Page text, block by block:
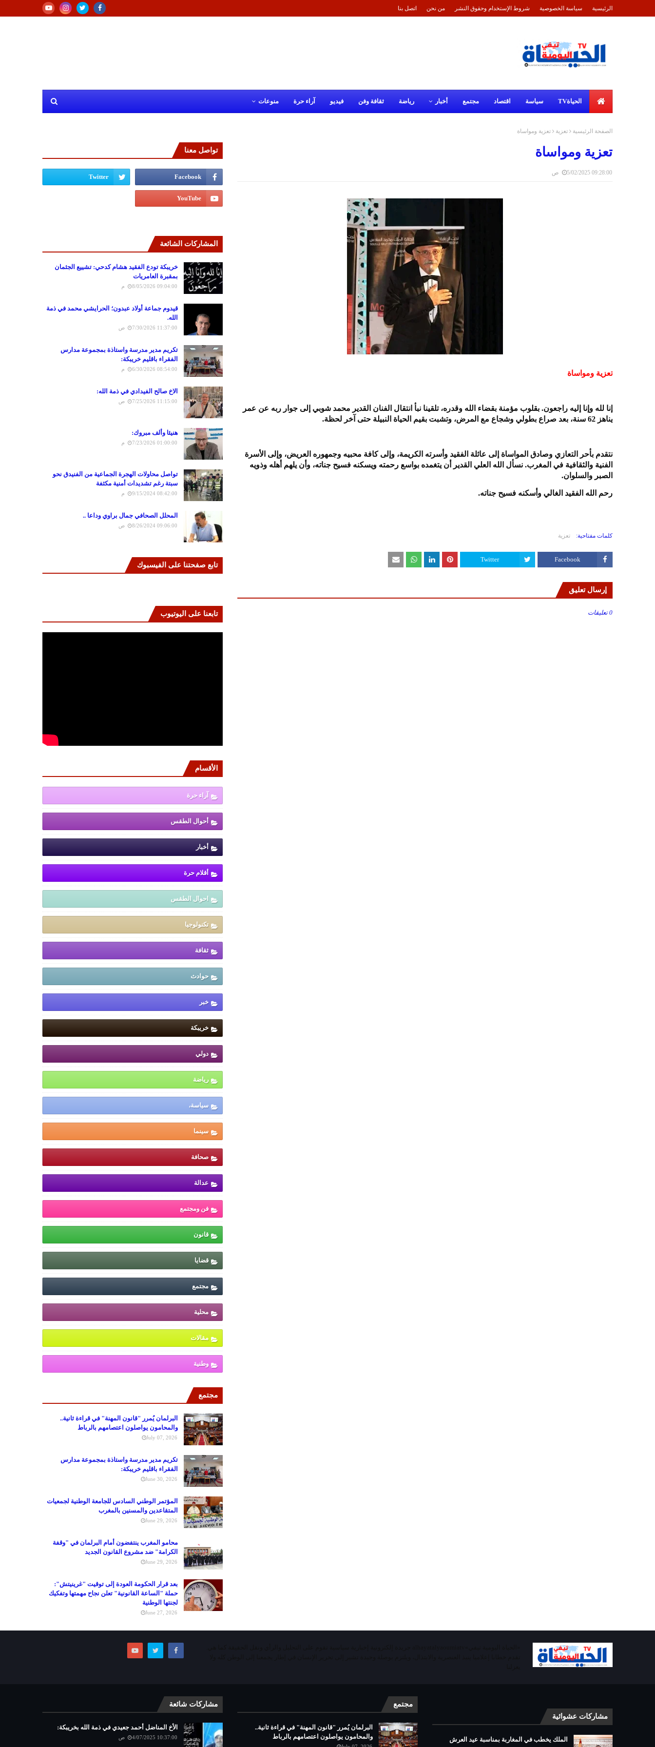
الرئيسية سياسة الخصوصية شروط الإستخدام وحقوق النشر من نحن اتصل بنا
الحياةTV سياسة اقتصاد مجتمع أخبار رياضة ثقافة وفن فيديو آراء حرة منوعات
الصفحة الرئيسية تعزية تعزية ومواساة
تعزية ومواساة
5/02/2025 09:28:00 ص
تعزية ومواساة
إنا لله وإنا إليه راجعون. بقلوب مؤمنة بقضاء الله وقدره، تلقينا نبأ انتقال الفنان القدير محمد شوبي إلى جوار ربه عن عمر
يناهز 62 سنة، بعد صراع بطولي وشجاع مع المرض، وتشبت بقيم الحياة النبيلة حتى آخر لحظة.
نتقدم بأحر التعازي وصادق المواساة إلى عائلة الفقيد وأسرته الكريمة، وإلى كافة محبيه وجمهوره العريض، وإلى الأسرة
الفنية والثقافية في المغرب. نسأل الله العلي القدير أن يتغمده بواسع رحمته ويسكنه فسيح جناته، وأن يلهم أهله وذويه
الصبر والسلوان.
رحم الله الفقيد الغالي وأسكنه فسيح جناته.
كلمات مفتاحية: تعزية
Facebook
Twitter
إرسال تعليق
0 تعليقات
تواصل معنا
المشاركات الشائعة
خريبكة تودع الفقيد هشام كدحي: تشييع الجثمان
بمقبرة العامريات
8/05/2026 09:04:00 م
قيدوم جماعة أولاد عبدون؛ الحرايشي محمد في ذمة
الله.
7/30/2026 11:37:00 ص
تكريم مدير مدرسة واستاذة بمجموعة مدارس
الفقراء باقليم خريبكة:
6/30/2026 08:54:00 م
الاخ صالح الفيدادي في ذمة الله:
7/25/2026 11:15:00 ص
هنيئا وألف مبروك:
7/23/2026 01:00:00 م
تواصل محاولات الهجرة الجماعية من الفنيدق نحو
سبتة رغم تشديدات أمنية مكثفة
9/15/2024 08:42:00 م
المحلل الصحافي جمال براوي وداعا ..
8/26/2024 09:06:00 ص
تابع صفحتنا على الفيسبوك
تابعنا على اليوتيوب
الأقسام
آراء حرة
أحوال الطقس
أخبار
أقلام حرة
احوال الطقس
تكنولوجيا
ثقافة
حوادث
خبر
خريبكة
دولي
رياضة
سياسة،
سينما
صحافة
عدالة
فن ومجتمع
قانون
قضايا
مجتمع
محلية
مقالات
وطنية
مجتمع
البرلمان يُمرر "قانون المهنة" في قراءة ثانية..
والمحامون يواصلون اعتصامهم بالرباط
July 07, 2026
تكريم مدير مدرسة واستاذة بمجموعة مدارس
الفقراء باقليم خريبكة:
June 30, 2026
المؤتمر الوطني السادس للجامعة الوطنية لجمعيات
المتقاعدين والمسنين بالمغرب
June 29, 2026
محامو المغرب ينتفضون أمام البرلمان في "وقفة
الكرامة" ضد مشروع القانون الجديد
June 29, 2026
بعد قرار الحكومة العودة إلى توقيت "غرينيتش":
حملة "الساعة القانونية" تعلن نجاح مهمتها وتفكيك
لجنتها الوطنية
June 27, 2026
مشاركات عشوائية
الملك يخطب في المغاربة بمناسبة عيد العرش
مجتمع
البرلمان يُمرر "قانون المهنة" في قراءة ثانية..
والمحامون يواصلون اعتصامهم بالرباط
مشاركات شائعة
الأخ المناضل أحمد جعيدي في ذمة الله بخريبكة:
4/07/2025 10:37:00 ص